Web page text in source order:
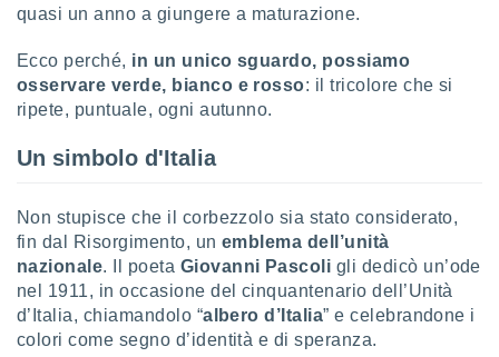
Per
tuo
dei
facendo
cookie
sito
quasi un anno a giungere a maturazione.
Ecco perché, in un unico sguardo, possiamo
osservare verde, bianco e rosso: il tricolore che si
ripete, puntuale, ogni autunno.
Un simbolo d'Italia
Non stupisce che il corbezzolo sia stato considerato,
fin dal Risorgimento, un emblema dell’unità
nazionale. Il poeta Giovanni Pascoli gli dedicò un’ode
nel 1911, in occasione del cinquantenario dell’Unità
d’Italia, chiamandolo “albero d’Italia” e celebrandone i
colori come segno d’identità e di speranza.